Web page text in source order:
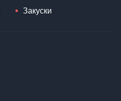
Закуски